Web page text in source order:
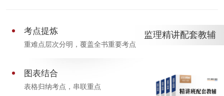
考点提炼
重难点层次分明，覆盖全书重要考点
图表结合
表格归纳考点，串联重点
监理精讲配套教辅